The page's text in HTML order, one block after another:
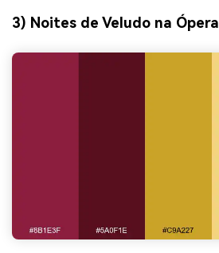
3) Noites de Veludo na Ópera